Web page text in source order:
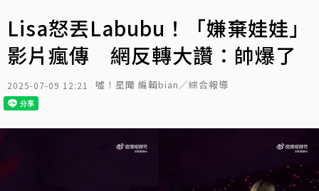
Lisa怒丟Labubu！「嫌棄娃娃」
影片瘋傳 網反轉大讚：帥爆了
2025-07-09 12:21 噓！星聞 編輯bian／綜合報導